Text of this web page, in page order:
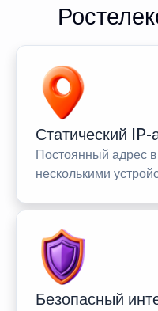
Статический IP-
Постоянный адрес
несколькими
Безопасный